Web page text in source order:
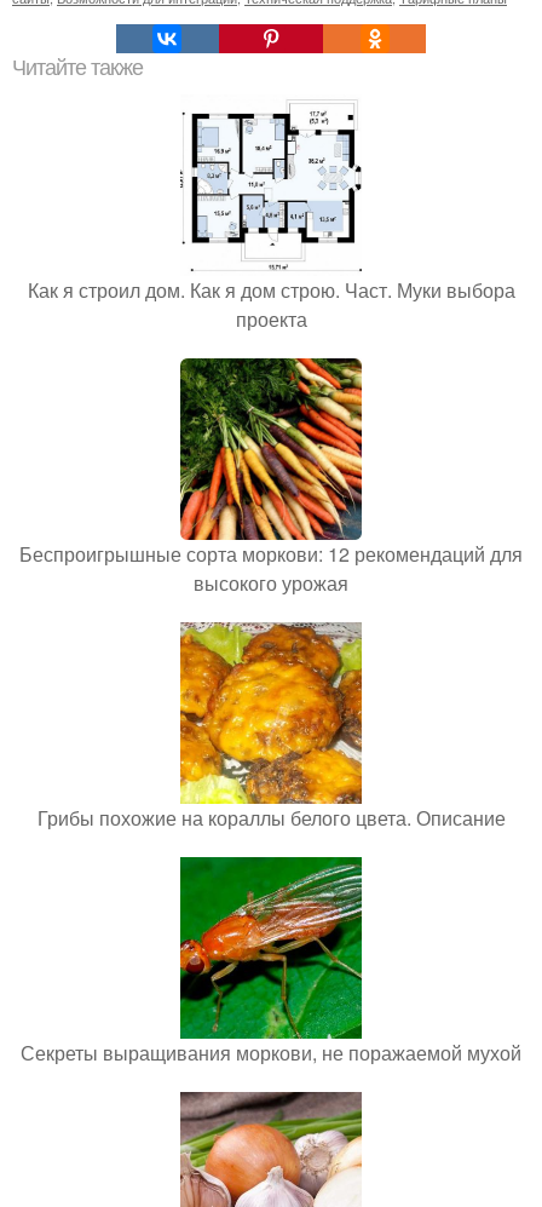
Читайте также
Как я строил дом. Как я дом строю. Част. Муки выбора
проекта
Беспроигрышные сорта моркови: 12 рекомендаций для
высокого урожая
Грибы похожие на кораллы белого цвета. Описание
Секреты выращивания моркови, не поражаемой мухой